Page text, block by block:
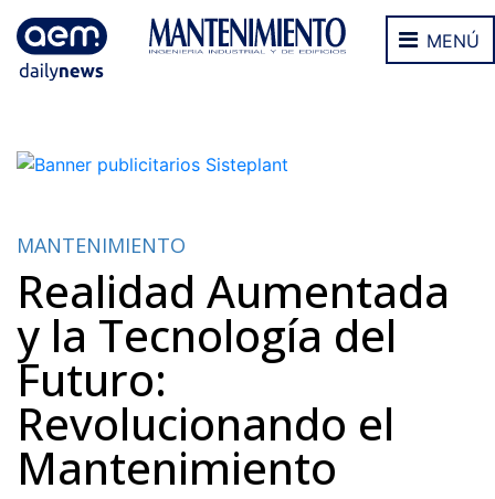
MENÚ
MANTENIMIENTO
Realidad Aumentada
y la Tecnología del
Futuro:
Revolucionando el
Mantenimiento